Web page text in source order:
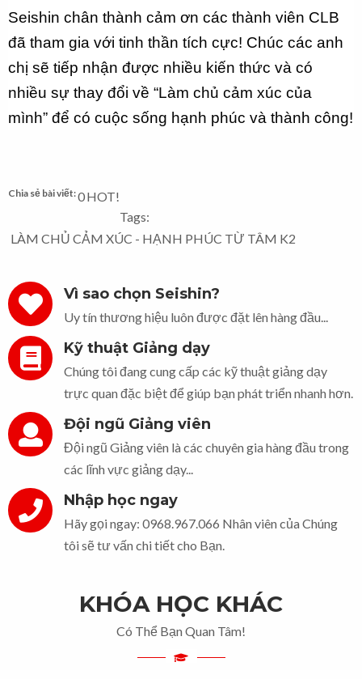
Seishin chân thành cảm ơn các thành viên CLB
đã tham gia với tinh thần tích cực! Chúc các anh
chị sẽ tiếp nhận được nhiều kiến thức và có
nhiều sự thay đổi về “Làm chủ cảm xúc của
mình” để có cuộc sống hạnh phúc và thành công!
Chia sẻ bài viết:0HOT!
Tags:
LÀM CHỦ CẢM XÚC - HẠNH PHÚC TỪ TÂM K2
Vì sao chọn Seishin?
Uy tín thương hiệu luôn được đặt lên hàng đầu...
Kỹ thuật Giảng dạy
Chúng tôi đang cung cấp các kỹ thuật giảng dạy
trực quan đặc biệt để giúp bạn phát triển nhanh hơn.
Đội ngũ Giảng viên
Đội ngũ Giảng viên là các chuyên gia hàng đầu trong
các lĩnh vực giảng dạy...
Nhập học ngay
Hãy gọi ngay: 0968.967.066 Nhân viên của Chúng
tôi sẽ tư vấn chi tiết cho Bạn.
KHÓA HỌC KHÁC
Có Thể Bạn Quan Tâm!